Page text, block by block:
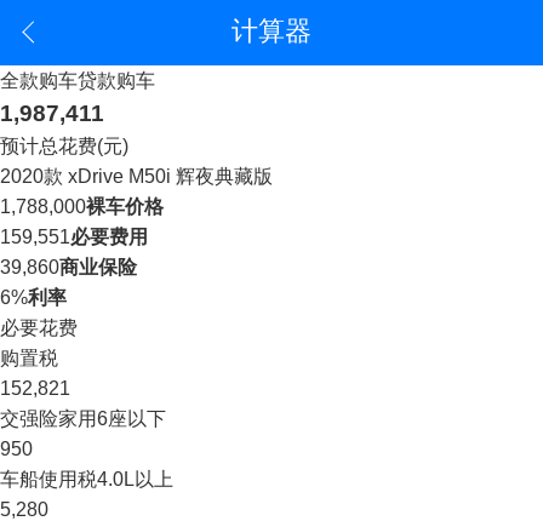
计算器
全款购车贷款购车
1,987,411
预计总花费(元)
2020款 xDrive M50i 辉夜典藏版
1,788,000裸车价格
159,551必要费用
39,860商业保险
6%利率
必要花费
购置税
152,821
交强险家用6座以下
950
车船使用税4.0L以上
5,280